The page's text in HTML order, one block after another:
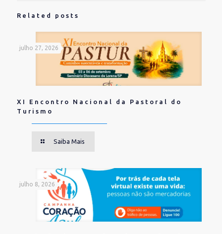
Related posts
julho 27, 2026
XI Encontro Nacional da Pastoral do
Turismo
Saiba Mais
julho 8, 2026